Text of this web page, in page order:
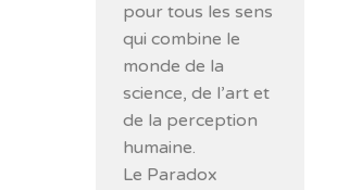
pour tous les sens
qui combine le
monde de la
science, de l’art et
de la perception
humaine.
Le Paradox